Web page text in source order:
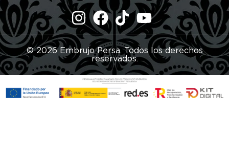
© 2026 Embrujo Persa. Todos los derechos
reservados.